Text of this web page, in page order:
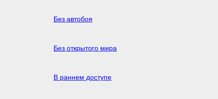
Без автобоя
Без открытого мира
В раннем доступе